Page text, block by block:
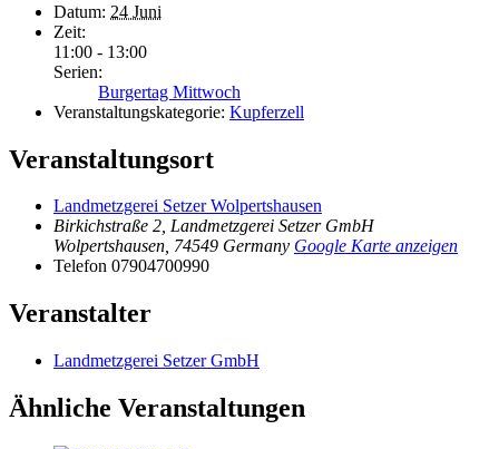
Datum: 24 Juni
Zeit:
11:00 - 13:00
Serien:
Burgertag Mittwoch
Veranstaltungskategorie: Kupferzell
Veranstaltungsort
Landmetzgerei Setzer Wolpertshausen
Birkichstraße 2, Landmetzgerei Setzer GmbH
Wolpertshausen, 74549 Germany Google Karte anzeigen
Telefon 07904700990
Veranstalter
Landmetzgerei Setzer GmbH
Ähnliche Veranstaltungen